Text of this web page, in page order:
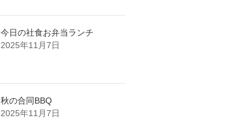
今日の社食お弁当ランチ
2025年11月7日
秋の合同BBQ
2025年11月7日